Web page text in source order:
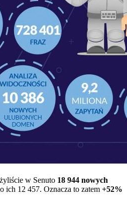
w Senuto 18 944 nowych
ich 12 457. Oznacza to zatem +52%